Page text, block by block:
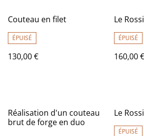
Couteau en filet
ÉPUISÉ
130,00 €
Le
ÉPUISÉ
160,00 €
Réalisation d'un couteau
brut de forge en duo
Le
ÉPUISÉ